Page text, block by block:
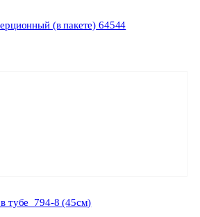
(в пакете) 64544
тубе_794-8 (45см)